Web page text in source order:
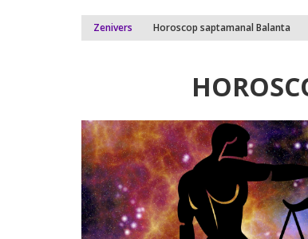
Zenivers Horoscop saptamanal Balanta